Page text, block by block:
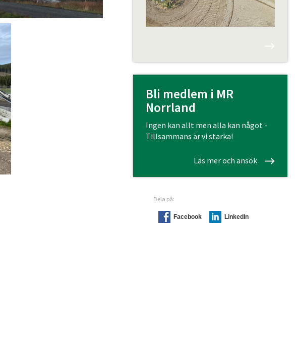
Bli medlem i MR
Norrland
Ingen kan allt men alla kan något -
Tillsammans är vi starka!
Läs mer och ansök
Dela på:
Facebook LinkedIn